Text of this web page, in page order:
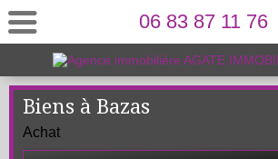
06 83 87 11 76
Biens à Bazas
Achat